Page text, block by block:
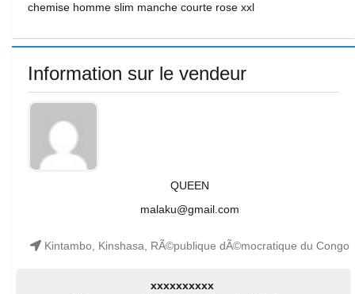
chemise homme slim manche courte rose xxl
Information sur le vendeur
QUEEN
malaku@gmail.com
Kintambo, Kinshasa, RÃ©publique dÃ©mocratique du Congo
xxxxxxxxxx